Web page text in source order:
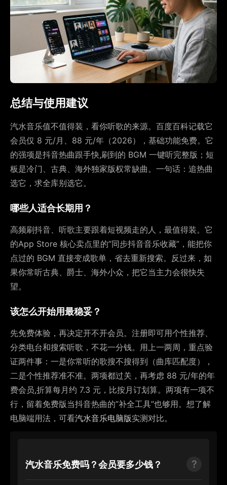
总结与使用建议
汽水音乐值不值得装，看你听歌的来源。百度百科记载它
会员仅 8 元/月、88 元/年（2026），基础功能免费。它
的强项是抖音热曲跟手快,刷到的 BGM 一键听完整版；短
板是冷门、古典、海外独家版权常缺曲。一句话：追热曲
选它，求全库别选它。
哪些人适合长期用？
高频刷抖音、听歌主要跟着短视频走的人，最值得装。它
的App Store 核心卖点里的”同步抖音音乐收藏”，能把你
点过的 BGM 直接变成歌单，省去重新搜索。反过来，如
果你常听古典、爵士、海外小众，把它当主力会很快失
望。
该怎么开始用最稳妥？
先免费体验，再决定开不开会员。注册即可用个性推荐、
分类电台和搜索听歌，不花一分钱。用上一两周，重点验
证两件事：一是你常听的歌搜不搜得到（曲库匹配度），
二是个性推荐准不准。两项都过关，再考虑 88 元/年的年
费会员,折算每月约 7.3 元，比按月订划算。两项有一项不
行，留着免费版当抖音热曲的”补全工具”也够用。想了解
电脑端用法，可看汽水音乐电脑版实测对比。
汽水音乐免费吗？会员要多少钱？